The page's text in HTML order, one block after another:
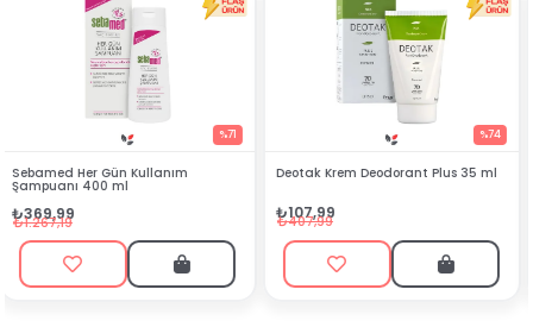
Deotak Krem Deodorant Plus 35 ml
₺107,99
₺407,99
Eyüp Sabri Tuncer Lavanta
₺89,99
₺202,50